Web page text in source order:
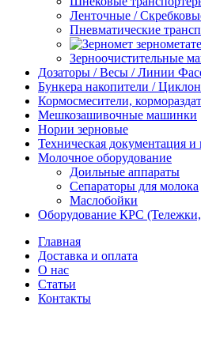
Ленточные /
Пневматические
Зерноочистительные
Дозаторы / Весы / Линии
Бункера накопители /
Кормосмесители,
Мешкозашивочные машинки
Нории зерновые
Техническая документация и
Молочное оборудование
Доильные аппараты
Сепараторы для молока
Маслобойки
Оборудование КРС
Главная
Доставка и оплата
О нас
Статьи
Контакты